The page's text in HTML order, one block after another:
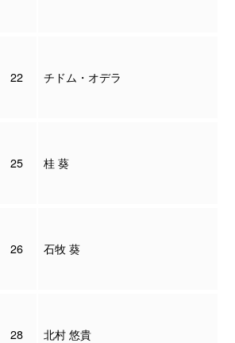
22 チドム・オデラ
25 桂 葵
26 石牧 葵
28 北村 悠貴